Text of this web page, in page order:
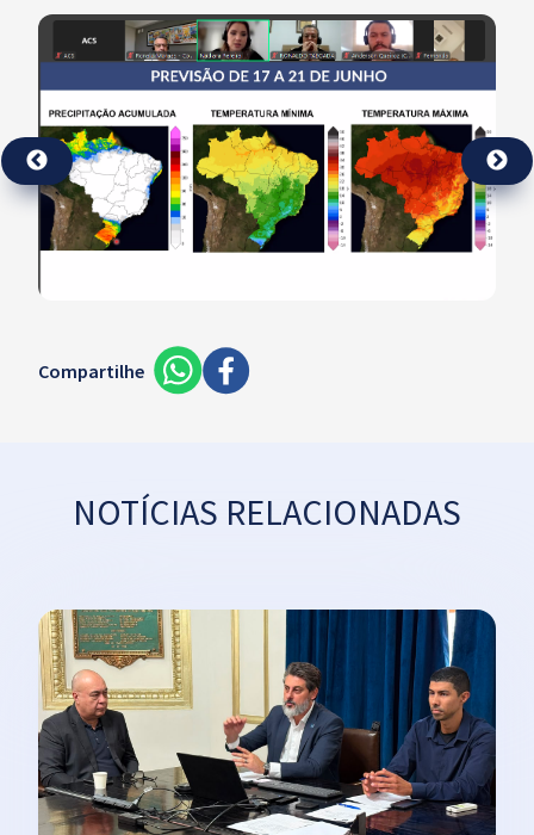
Compartilhe
NOTÍCIAS RELACIONADAS